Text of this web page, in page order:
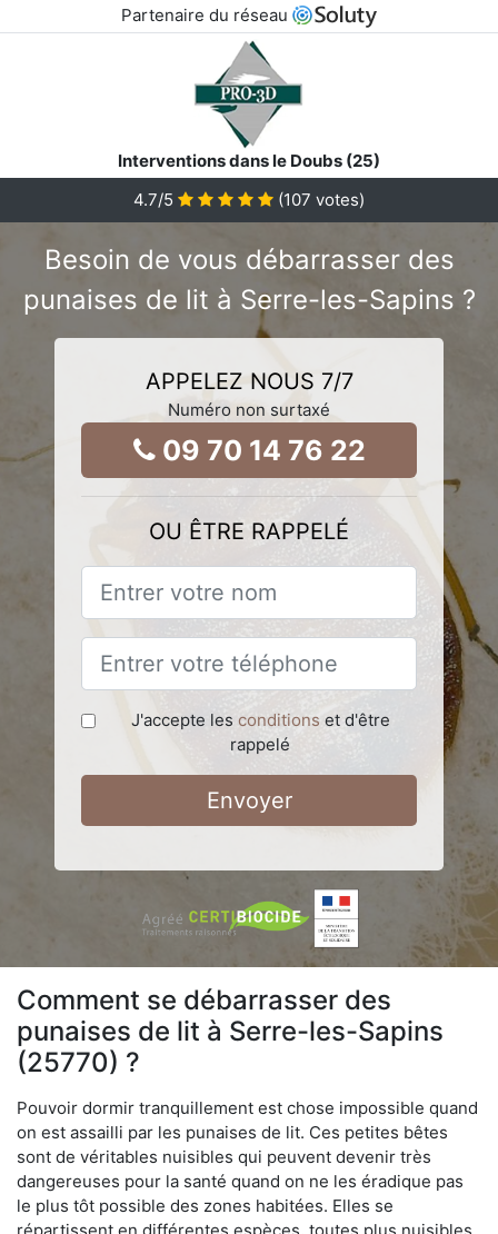
Partenaire du réseau
Interventions dans le Doubs (25)
4.7/5 (107 votes)
Besoin de vous débarrasser des
punaises de lit à Serre-les-Sapins ?
APPELEZ NOUS 7/7
Numéro non surtaxé
09 70 14 76 22
OU ÊTRE RAPPELÉ
J'accepte les conditions et d'être
rappelé
Envoyer
Comment se débarrasser des
punaises de lit à Serre-les-Sapins
(25770) ?
Pouvoir dormir tranquillement est chose impossible quand
on est assailli par les punaises de lit. Ces petites bêtes
sont de véritables nuisibles qui peuvent devenir très
dangereuses pour la santé quand on ne les éradique pas
le plus tôt possible des zones habitées. Elles se